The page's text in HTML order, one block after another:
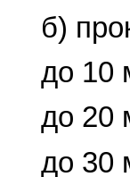
б)
до 10
до 20
до 30